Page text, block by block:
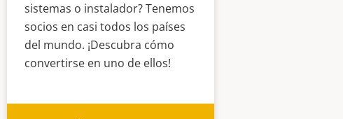
sistemas o instalador? Tenemos
socios en casi todos los países
del mundo. ¡Descubra cómo
convertirse en uno de ellos!